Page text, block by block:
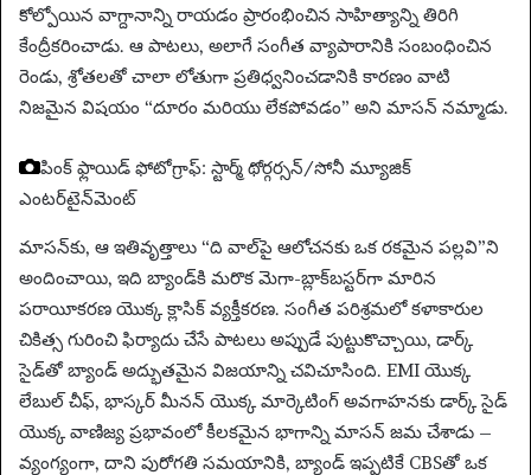
కోల్పోయిన వాగ్దానాన్ని రాయడం ప్రారంభించిన సాహిత్యాన్ని తిరిగి
కేంద్రీకరించాడు. ఆ పాటలు, అలాగే సంగీత వ్యాపారానికి సంబంధించిన
రెండు, శ్రోతలతో చాలా లోతుగా ప్రతిధ్వనించడానికి కారణం వాటి
నిజమైన విషయం “దూరం మరియు లేకపోవడం” అని మాసన్ నమ్మాడు.
పింక్ ఫ్లాయిడ్ ఫోటోగ్రాఫ్: స్టార్మ్ థోర్గర్సన్/సోనీ మ్యూజిక్
ఎంటర్‌టైన్‌మెంట్
మాసన్‌కు, ఆ ఇతివృత్తాలు “ది వాల్‌పై ఆలోచనకు ఒక రకమైన పల్లవి”ని
అందించాయి, ఇది బ్యాండ్‌కి మరొక మెగా-బ్లాక్‌బస్టర్‌గా మారిన
పరాయీకరణ యొక్క క్లాసిక్ వ్యక్తీకరణ. సంగీత పరిశ్రమలో కళాకారుల
చికిత్స గురించి ఫిర్యాదు చేసే పాటలు అప్పుడే పుట్టుకొచ్చాయి, డార్క్
సైడ్‌తో బ్యాండ్ అద్భుతమైన విజయాన్ని చవిచూసింది. EMI యొక్క
లేబుల్ చీఫ్, భాస్కర్ మీనన్ యొక్క మార్కెటింగ్ అవగాహనకు డార్క్ సైడ్
యొక్క వాణిజ్య ప్రభావంలో కీలకమైన భాగాన్ని మాసన్ జమ చేశాడు –
వ్యంగ్యంగా, దాని పురోగతి సమయానికి, బ్యాండ్ ఇప్పటికే CBSతో ఒక